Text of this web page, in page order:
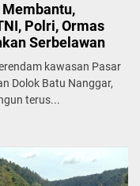
Polri, Ormas
Serbelawan
kawasan Pasar
Dolok Batu Nanggar,
terus...